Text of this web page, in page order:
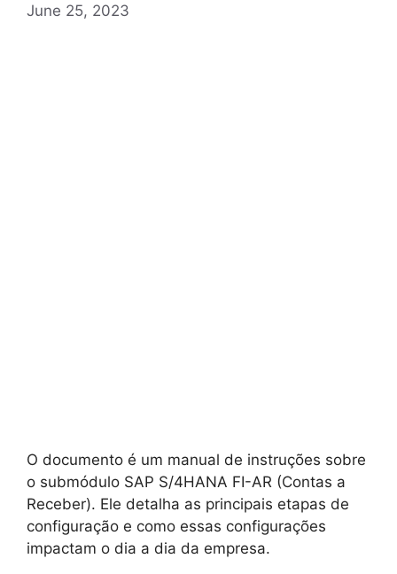
June 25, 2023
O documento é um manual de instruções sobre
o submódulo SAP S/4HANA FI-AR (Contas a
Receber). Ele detalha as principais etapas de
configuração e como essas configurações
impactam o dia a dia da empresa.